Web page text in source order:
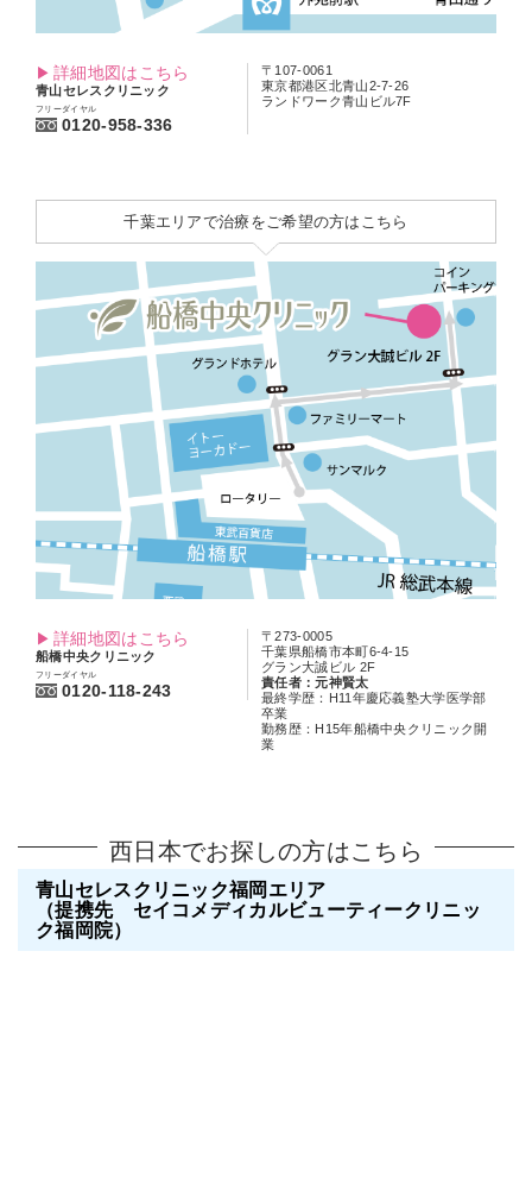
詳細地図はこちら
青山セレスクリニック
フリーダイヤル
0120-958-336
〒107-0061
東京都港区北青山2-7-26
ランドワーク青山ビル7F
千葉エリアで治療をご希望の方はこちら
詳細地図はこちら
船橋中央クリニック
フリーダイヤル
0120-118-243
〒273-0005
千葉県船橋市本町6-4-15
グラン大誠ビル 2F
責任者：元神賢太
最終学歴：H11年慶応義塾大学医学部
卒業
勤務歴：H15年船橋中央クリニック開
業
西日本でお探しの方はこちら
青山セレスクリニック福岡エリア
（提携先 セイコメディカルビューティークリニッ
ク福岡院）